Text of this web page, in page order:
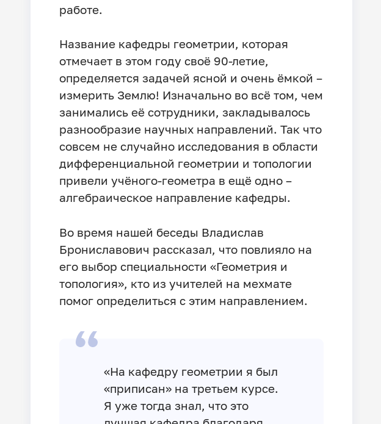
работе.
Название кафедры геометрии, которая
отмечает в этом году своё 90-летие,
определяется задачей ясной и очень ёмкой –
измерить Землю! Изначально во всё том, чем
занимались её сотрудники, закладывалось
разнообразие научных направлений. Так что
совсем не случайно исследования в области
дифференциальной геометрии и топологии
привели учёного-геометра в ещё одно –
алгебраическое направление кафедры.
Во время нашей беседы Владислав
Брониславович рассказал, что повлияло на
его выбор специальности «Геометрия и
топология», кто из учителей на мехмате
помог определиться с этим направлением.
«На кафедру геометрии я был
«приписан» на третьем курсе.
Я уже тогда знал, что это